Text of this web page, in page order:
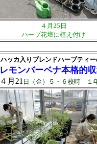
４月25日
ハーブ花壇に植え付け
ハッカ入りブレンドハーブティ
レモンバーベナ本格的
４月21 日（金）５・６校時 １